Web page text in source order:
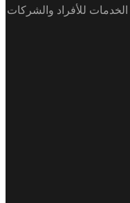
للأفراد والشركات